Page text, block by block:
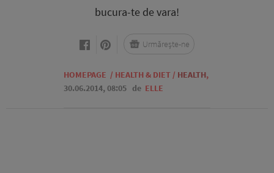
bucura-te de vara!
HOMEPAGE / HEALTH & DIET / HEALTH,
30.06.2014, 08:05 de ELLE
Urmărește-ne